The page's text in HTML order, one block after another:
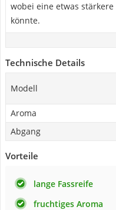
wobei eine etwas
könnte.
Technische Details
Modell
Aroma
Abgang
Vorteile
lange Fassreife
fruchtiges Aroma